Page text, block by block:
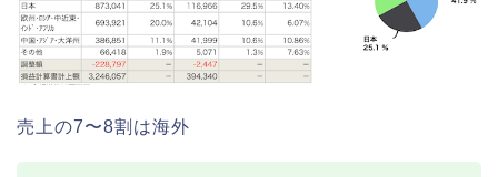
売上の7〜8割は海外